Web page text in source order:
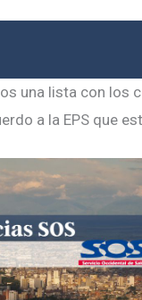
una lista con los
a la EPS que